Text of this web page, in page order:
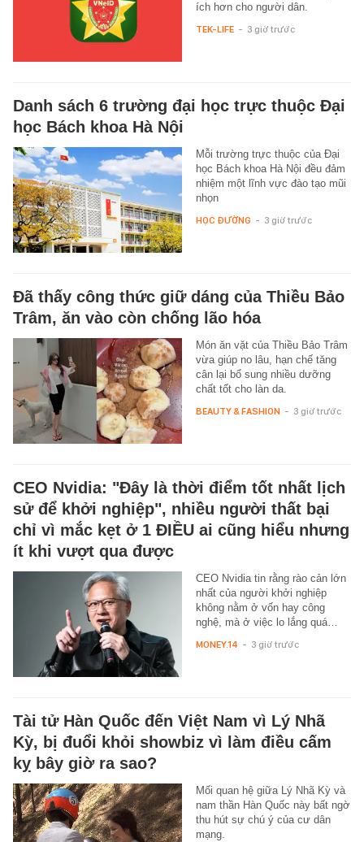
ích hơn cho người dân.
TEK-LIFE - 3 giờ trước
Danh sách 6 trường đại học trực thuộc Đại
học Bách khoa Hà Nội
Mỗi trường trực thuộc của Đại
học Bách khoa Hà Nội đều đảm
nhiệm một lĩnh vực đào tạo mũi
nhọn
HỌC ĐƯỜNG - 3 giờ trước
Đã thấy công thức giữ dáng của Thiều Bảo
Trâm, ăn vào còn chống lão hóa
Món ăn vặt của Thiều Bảo Trâm
vừa giúp no lâu, hạn chế tăng
cân lại bổ sung nhiều dưỡng
chất tốt cho làn da.
BEAUTY & FASHION - 3 giờ trước
CEO Nvidia: "Đây là thời điểm tốt nhất lịch
sử để khởi nghiệp", nhiều người thất bại
chỉ vì mắc kẹt ở 1 ĐIỀU ai cũng hiểu nhưng
ít khi vượt qua được
CEO Nvidia tin rằng rào cản lớn
nhất của người khởi nghiệp
không nằm ở vốn hay công
nghệ, mà ở việc lo lắng quá…
MONEY.14 - 3 giờ trước
Tài tử Hàn Quốc đến Việt Nam vì Lý Nhã
Kỳ, bị đuổi khỏi showbiz vì làm điều cấm
kỵ bây giờ ra sao?
Mối quan hệ giữa Lý Nhã Kỳ và
nam thần Hàn Quốc này bất ngờ
thu hút sự chú ý của cư dân
mạng.